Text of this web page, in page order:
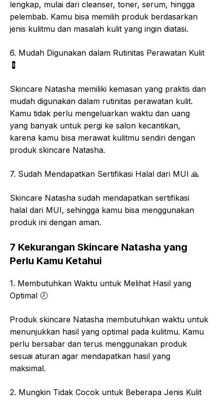
lengkap, mulai dari cleanser, toner, serum, hingga
pelembab. Kamu bisa memilih produk berdasarkan
jenis kulitmu dan masalah kulit yang ingin diatasi.
6. Mudah Digunakan dalam Rutinitas Perawatan Kulit
💈
Skincare Natasha memiliki kemasan yang praktis dan
mudah digunakan dalam rutinitas perawatan kulit.
Kamu tidak perlu mengeluarkan waktu dan uang
yang banyak untuk pergi ke salon kecantikan,
karena kamu bisa merawat kulitmu sendiri dengan
produk skincare Natasha.
7. Sudah Mendapatkan Sertifikasi Halal dari MUI 🙏
Skincare Natasha sudah mendapatkan sertifikasi
halal dari MUI, sehingga kamu bisa menggunakan
produk ini dengan aman.
7 Kekurangan Skincare Natasha yang
Perlu Kamu Ketahui
1. Membutuhkan Waktu untuk Melihat Hasil yang
Optimal 🕗
Produk skincare Natasha membutuhkan waktu untuk
menunjukkan hasil yang optimal pada kulitmu. Kamu
perlu bersabar dan terus menggunakan produk
sesuai aturan agar mendapatkan hasil yang
maksimal.
2. Mungkin Tidak Cocok untuk Beberapa Jenis Kulit